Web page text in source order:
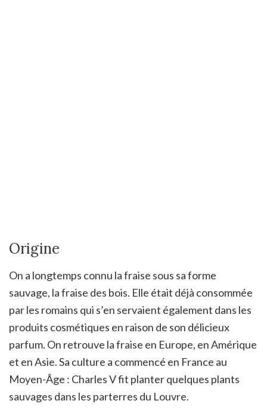
Origine
On a longtemps connu la fraise sous sa forme
sauvage, la fraise des bois. Elle était déjà consommée
par les romains qui s’en servaient également dans les
produits cosmétiques en raison de son délicieux
parfum. On retrouve la fraise en Europe, en Amérique
et en Asie. Sa culture a commencé en France au
Moyen-Âge : Charles V fit planter quelques plants
sauvages dans les parterres du Louvre.